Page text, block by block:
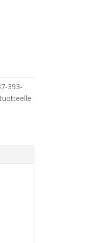
393-